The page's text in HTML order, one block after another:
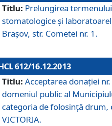
Titlu: Prelungirea
stomatologice şi
Braşov, str. Cometei nr. 1.
612/16.12.2013
Titlu: Acceptarea donaţiei
domeniul public al
categoria de folosinţă drum,
VICTORIA.